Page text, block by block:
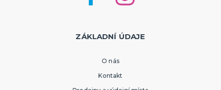
ZÁKLADNÍ ÚDAJE
O nás
Kontakt